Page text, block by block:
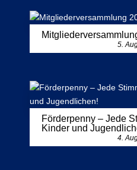
5.
Förderpenny – Jede
Kinder und
4.